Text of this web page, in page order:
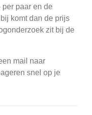
paar en de
komt dan de prijs
zit bij de
mail naar
snel op je